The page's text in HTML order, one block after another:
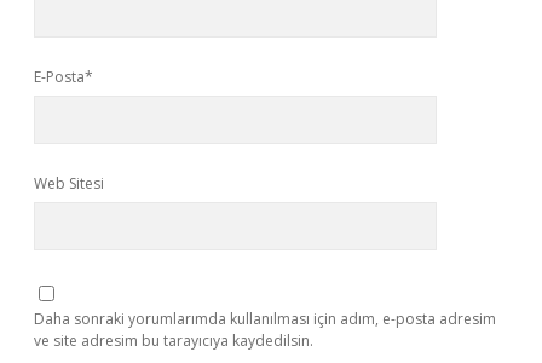
E-Posta*
Web Sitesi
Daha sonraki yorumlarımda kullanılması için adım, e-posta adresim
ve site adresim bu tarayıcıya kaydedilsin.